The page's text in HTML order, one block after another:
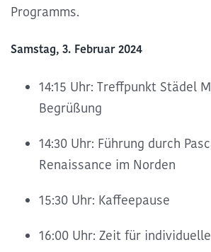
Programms.
Samstag, 3. Februar 2024
14:15 Uhr: Treffpunkt Städel
Begrüßung
14:30 Uhr: Führung durch
Renaissance im Norden
15:30 Uhr: Kaffeepause
16:00 Uhr: Zeit für